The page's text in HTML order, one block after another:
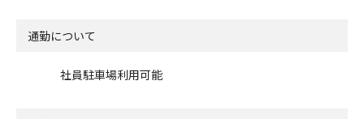
通勤について
社員駐車場利用可能